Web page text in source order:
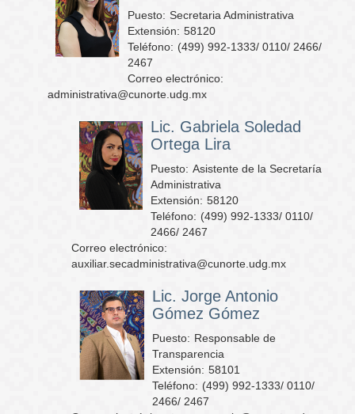
Puesto: Secretaria Administrativa
Extensión: 58120
Teléfono: (499) 992-1333/ 0110/ 2466/
2467
Correo electrónico:
administrativa@cunorte.udg.mx
Lic. Gabriela Soledad
Ortega Lira
Puesto: Asistente de la Secretaría
Administrativa
Extensión: 58120
Teléfono: (499) 992-1333/ 0110/
2466/ 2467
Correo electrónico:
auxiliar.secadministrativa@cunorte.udg.mx
Lic. Jorge Antonio
Gómez Gómez
Puesto: Responsable de
Transparencia
Extensión: 58101
Teléfono: (499) 992-1333/ 0110/
2466/ 2467